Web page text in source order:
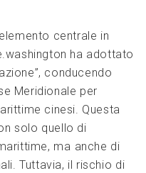
centrale in
ha adottato
conducendo
Meridionale per
cinesi. Questa
solo quello di
ma ⁢anche di
Tuttavia, il rischio ⁤di